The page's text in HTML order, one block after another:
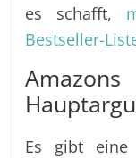
es schafft,
Bestseller-
Es gibt eine